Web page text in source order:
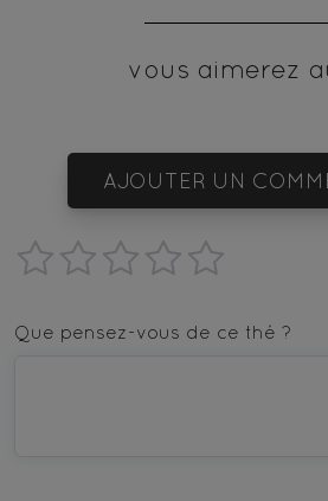
vous aimerez
AJOUTER
star
—
—
stars
Que pensez-vous de ce thé ?